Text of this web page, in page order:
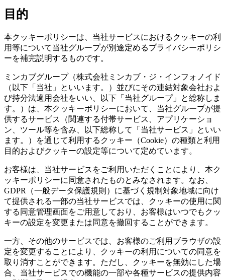
目的
本クッキーポリシーは、当社サービスにおけるクッキーの利
用等について当社グループが別途定めるプライバシーポリシ
ーを補完説明するものです。
ミンカブグループ（株式会社ミンカブ・ジ・インフォノイド
（以下「当社」といいます。）並びにその連結対象会社およ
び持分法適用会社をいい、以下「当社グループ」と総称しま
す。）は、本クッキーポリシーにおいて、当社グループが提
供するサービス（関連する付帯サービス、アプリケーショ
ン、ツール等を含み、以下総称して「当社サービス」といい
ます。）を通じて利用するクッキー（Cookie）の種類と利用
目的およびクッキーの設定等について定めています。
お客様は、当社サービスをご利用いただくことにより、本ク
ッキーポリシーに同意されたものとみなされます。なお、
GDPR（一般データ保護規則）に基づく規制対象地域に向け
て提供される一部の当社サービスでは、クッキーの使用に関
する同意管理画面をご用意しており、お客様はいつでもクッ
キーの設定を変更または同意を撤回することができます。
一方、その他のサービスでは、お客様のご利用ブラウザの設
定を変更することにより、クッキーの利用についての同意を
取り消すことができます。ただし、クッキーを無効にした場
合、当社サービスでの機能の一部や各種サービスの提供内容